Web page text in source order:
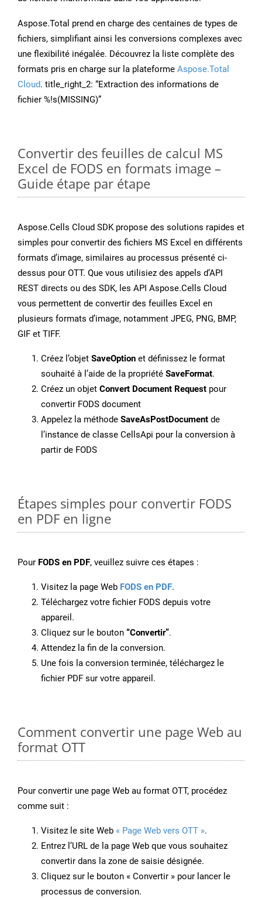
Aspose.Total prend en charge des centaines de types de
fichiers, simplifiant ainsi les conversions complexes avec
une flexibilité inégalée. Découvrez la liste complète des
formats pris en charge sur la plateforme Aspose.Total
Cloud. title_right_2: “Extraction des informations de
fichier %!s(MISSING)”
Convertir des feuilles de calcul MS
Excel de FODS en formats image –
Guide étape par étape
Aspose.Cells Cloud SDK propose des solutions rapides et
simples pour convertir des fichiers MS Excel en différents
formats d’image, similaires au processus présenté ci-
dessus pour OTT. Que vous utilisiez des appels d’API
REST directs ou des SDK, les API Aspose.Cells Cloud
vous permettent de convertir des feuilles Excel en
plusieurs formats d’image, notamment JPEG, PNG, BMP,
GIF et TIFF.
Créez l’objet SaveOption et définissez le format
souhaité à l’aide de la propriété SaveFormat.
Créez un objet Convert Document Request pour
convertir FODS document
Appelez la méthode SaveAsPostDocument de
l’instance de classe CellsApi pour la conversion à
partir de FODS
Étapes simples pour convertir FODS
en PDF en ligne
Pour FODS en PDF, veuillez suivre ces étapes :
Visitez la page Web FODS en PDF.
Téléchargez votre fichier FODS depuis votre
appareil.
Cliquez sur le bouton “Convertir”.
Attendez la fin de la conversion.
Une fois la conversion terminée, téléchargez le
fichier PDF sur votre appareil.
Comment convertir une page Web au
format OTT
Pour convertir une page Web au format OTT, procédez
comme suit :
Visitez le site Web « Page Web vers OTT ».
Entrez l’URL de la page Web que vous souhaitez
convertir dans la zone de saisie désignée.
Cliquez sur le bouton « Convertir » pour lancer le
processus de conversion.